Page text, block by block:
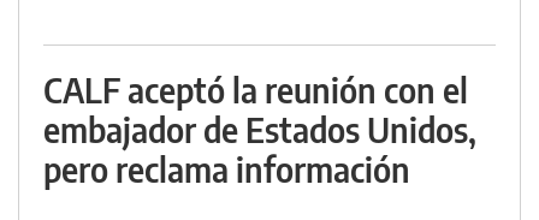
CALF aceptó la reunión con el
embajador de Estados Unidos,
pero reclama información